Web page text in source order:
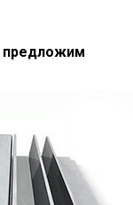
предложим